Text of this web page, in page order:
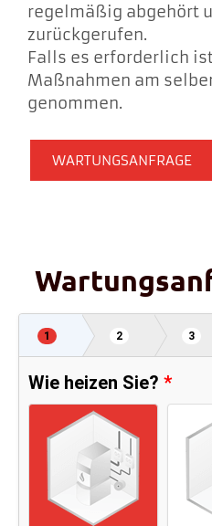
regelmäßig abgehört
zurückgerufen.
Falls es erforderlich
Maßnahmen am
genommen.
WARTUNGSANFRAGE